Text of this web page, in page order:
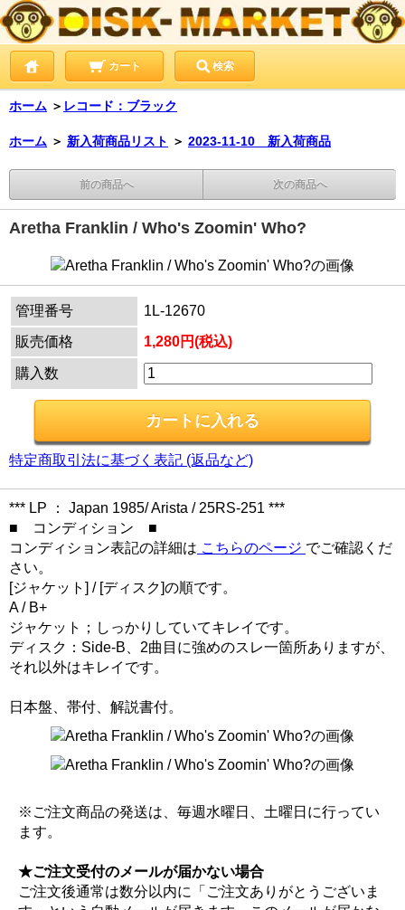
カート 検索
ホーム ＞ レコード：ブラック
ホーム ＞ 新入荷商品リスト ＞ 2023-11-10 新入荷商品
前の商品へ 次の商品へ
Aretha Franklin / Who's Zoomin' Who?
管理番号
1L-12670
販売価格
1,280円(税込)
購入数
特定商取引法に基づく表記 (返品など)
*** LP ： Japan 1985/ Arista / 25RS-251 ***
■ コンディション ■
コンディション表記の詳細は こちらのページ でご確認くだ
さい。
[ジャケット] / [ディスク]の順です。
A / B+
ジャケット；しっかりしていてキレイです。
ディスク：Side-B、2曲目に強めのスレ一箇所ありますが、
それ以外はキレイです。
日本盤、帯付、解説書付。
※ご注文商品の発送は、毎週水曜日、土曜日に行ってい
ます。
★ご注文受付のメールが届かない場合
ご注文後通常は数分以内に「ご注文ありがとうございま